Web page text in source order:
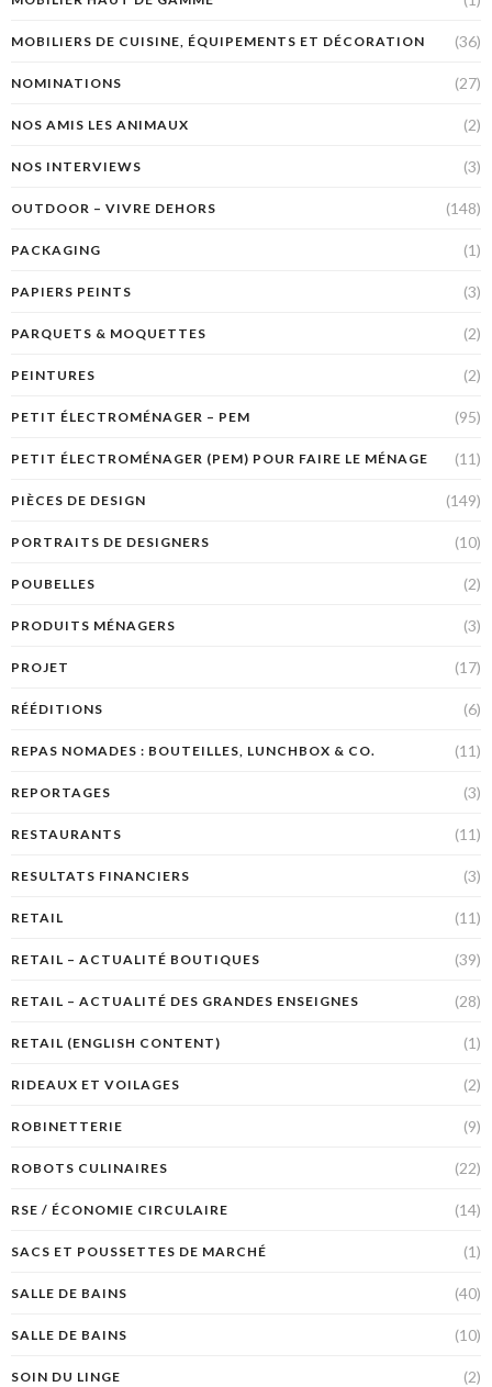
MOBILIERS DE CUISINE, ÉQUIPEMENTS ET DÉCORATION (36)
NOMINATIONS (27)
NOS AMIS LES ANIMAUX (2)
NOS INTERVIEWS (3)
OUTDOOR – VIVRE DEHORS (148)
PACKAGING (1)
PAPIERS PEINTS (3)
PARQUETS & MOQUETTES (2)
PEINTURES (2)
PETIT ÉLECTROMÉNAGER – PEM (95)
PETIT ÉLECTROMÉNAGER (PEM) POUR FAIRE LE MÉNAGE (11)
PIÈCES DE DESIGN (149)
PORTRAITS DE DESIGNERS (10)
POUBELLES (2)
PRODUITS MÉNAGERS (3)
PROJET (17)
RÉÉDITIONS (6)
REPAS NOMADES : BOUTEILLES, LUNCHBOX & CO. (11)
REPORTAGES (3)
RESTAURANTS (11)
RESULTATS FINANCIERS (3)
RETAIL (11)
RETAIL – ACTUALITÉ BOUTIQUES (39)
RETAIL – ACTUALITÉ DES GRANDES ENSEIGNES (28)
RETAIL (ENGLISH CONTENT) (1)
RIDEAUX ET VOILAGES (2)
ROBINETTERIE (9)
ROBOTS CULINAIRES (22)
RSE / ÉCONOMIE CIRCULAIRE (14)
SACS ET POUSSETTES DE MARCHÉ (1)
SALLE DE BAINS (40)
SALLE DE BAINS (10)
SOIN DU LINGE (2)